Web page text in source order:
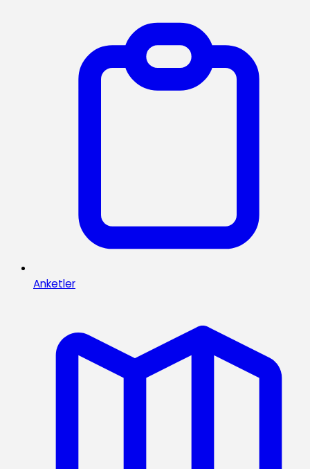
Anketler